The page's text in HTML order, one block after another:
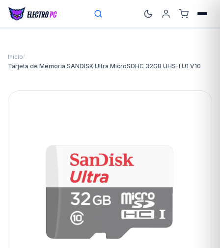
Inicio/
Tarjeta de Memoria SANDISK Ultra MicroSDHC 32GB UHS-I U1 V10